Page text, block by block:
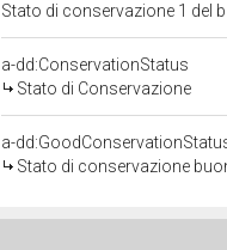
Stato di conservazione 1 del
a-dd:ConservationStatus
Stato di Conservazione
a-
Stato di conservazione